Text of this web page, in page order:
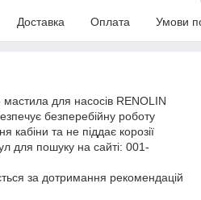
Доставка Оплата Умови
мастила для насосів RENOLIN
безперебійну роботу
кабіни та не піддає корозії
для пошуку на сайті: 001-
за дотримання рекомендацій